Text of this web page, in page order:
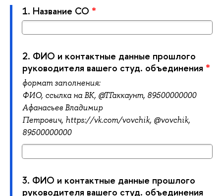
1. Название СО *
2. ФИО и контактные данные прошлого
руководителя вашего студ. объединения *
формат заполнения:
ФИО, ссылка на ВК, @ТГаккаунт, 89500000000
Афанасьев Владимир
Петрович, https://vk.com/vovchik, @vovchik,
89500000000
3. ФИО и контактные данные прошлого
руководителя вашего студ. объединения